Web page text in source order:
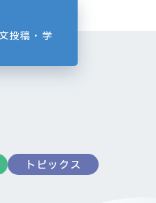
投稿・学
トピックス